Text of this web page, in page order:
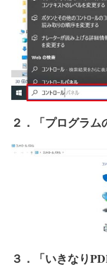
２．「プログラ
３．「いきなり